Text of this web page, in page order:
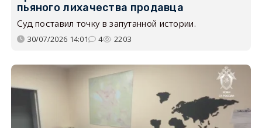
пьяного лихачества продавца
Суд поставил точку в запутанной истории.
30/07/2026 14:01 4 2203